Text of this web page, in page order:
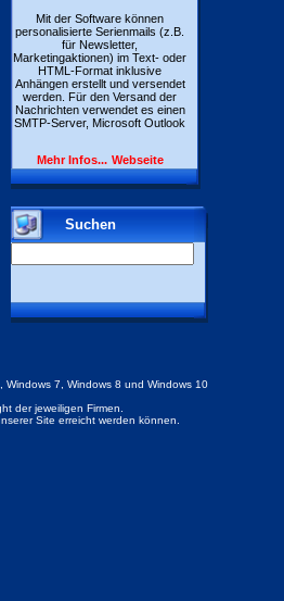
Mit der Software können
personalisierte Serienmails (z.B.
für Newsletter,
Marketingaktionen) im Text- oder
HTML-Format inklusive
Anhängen erstellt und versendet
werden. Für den Versand der
Nachrichten verwendet es einen
SMTP-Server, Microsoft Outlook
Mehr Infos... Webseite
Suchen
Windows 7, Windows 8 und Windows 10
der jeweiligen Firmen.
Site erreicht werden können.